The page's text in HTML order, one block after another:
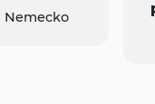
Nemecko